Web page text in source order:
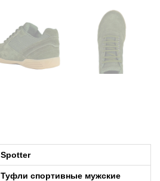
Spotter
Туфли спортивные мужские